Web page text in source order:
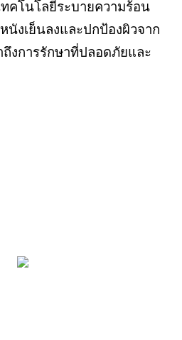
ทคโนโลยีระบายความร้อน
นังเย็นลงและปกป้องผิวจาก
ถึงการรักษาที่ปลอดภัยและ